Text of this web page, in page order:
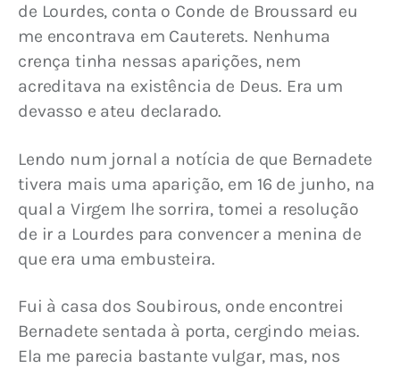
de Lourdes, conta o Conde de Broussard eu
me encontrava em Cauterets. Nenhuma
crença tinha nessas aparições, nem
acreditava na existência de Deus. Era um
devasso e ateu declarado.
Lendo num jornal a notícia de que Bernadete
tivera mais uma aparição, em 16 de junho, na
qual a Virgem lhe sorrira, tomei a resolução
de ir a Lourdes para convencer a menina de
que era uma embusteira.
Fui à casa dos Soubirous, onde encontrei
Bernadete sentada à porta, cergindo meias.
Ela me parecia bastante vulgar, mas, nos